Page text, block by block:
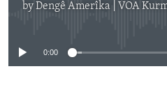
byDengê Amerîka | VOA
No media source
0:00